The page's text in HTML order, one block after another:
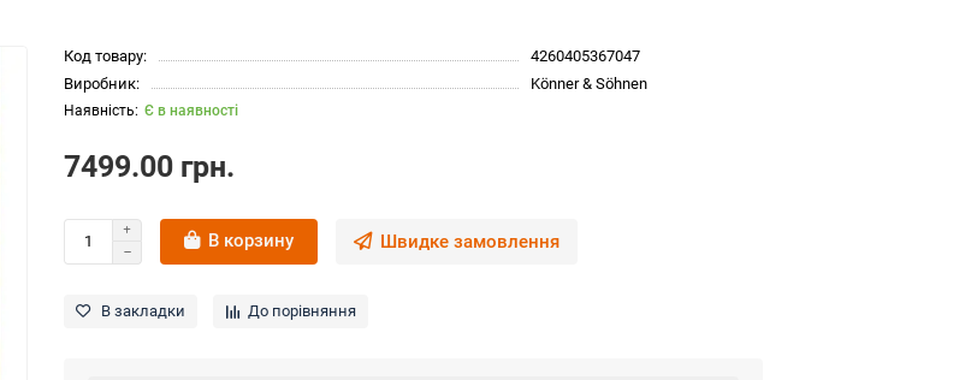
Код товару:
4260405367047
Виробник:
Könner & Söhnen
Є в наявності
7499.00 грн.
В корзину Швидке замовлення
В закладки До порівняння